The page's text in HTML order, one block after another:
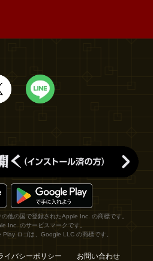
他の国で登録されたApple Inc. の商標です。
Inc. のサービスマークです。
ロゴは、Google LLC の商標です。
イバシーポリシー お問い合わせ